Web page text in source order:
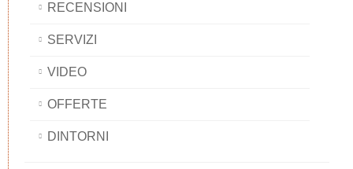
RECENSIONI
SERVIZI
VIDEO
OFFERTE
DINTORNI